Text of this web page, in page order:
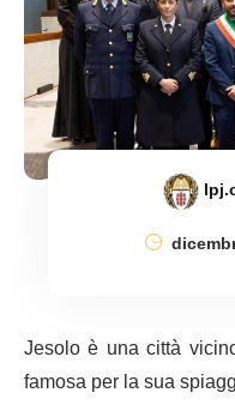
Jesolo è una città
famosa per la sua